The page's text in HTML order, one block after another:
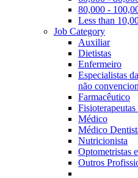
80,000 -
Less than
Job Category
Auxiliar
Dietistas
Enfermeiro
Especialistas
não
Farmacêutico
Médico
Médico
Nutricionista
Optometristas
Outros